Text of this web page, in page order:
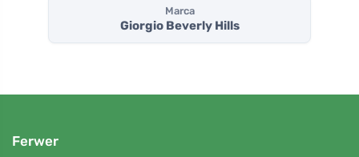
Marca
Giorgio Beverly Hills
Ferwer